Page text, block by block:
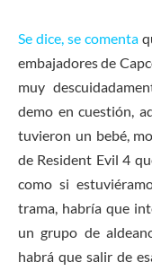
Se dice, se comenta
embajadores de
muy
demo en cuestión,
tuvieron un bebé,
de Resident Evil 4
como si
trama, habría que
un grupo de
habrá que salir de